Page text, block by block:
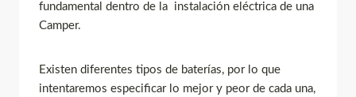
fundamental dentro de la instalación eléctrica de una
Camper.
Existen diferentes tipos de baterías, por lo que
intentaremos especificar lo mejor y peor de cada una,